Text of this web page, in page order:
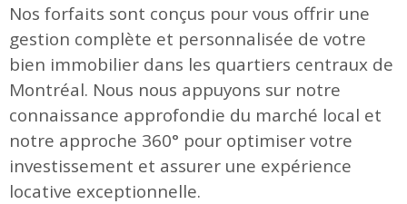
Nos forfaits sont conçus pour vous offrir une
gestion complète et personnalisée de votre
bien immobilier dans les quartiers centraux de
Montréal. Nous nous appuyons sur notre
connaissance approfondie du marché local et
notre approche 360° pour optimiser votre
investissement et assurer une expérience
locative exceptionnelle.